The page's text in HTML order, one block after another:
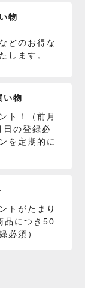
物
どのお得な
します。
い物
ト！（前月
の登録必
を定期的に
トがたまり
品につき50
必須）